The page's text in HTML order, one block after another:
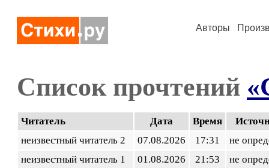
Авторы
Список прочтений
Читатель Дата Время
неизвестный читатель 2
07.08.2026 17:31
не
неизвестный читатель 1
01.08.2026 21:53 не